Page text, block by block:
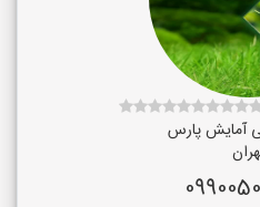
آمایش پارس